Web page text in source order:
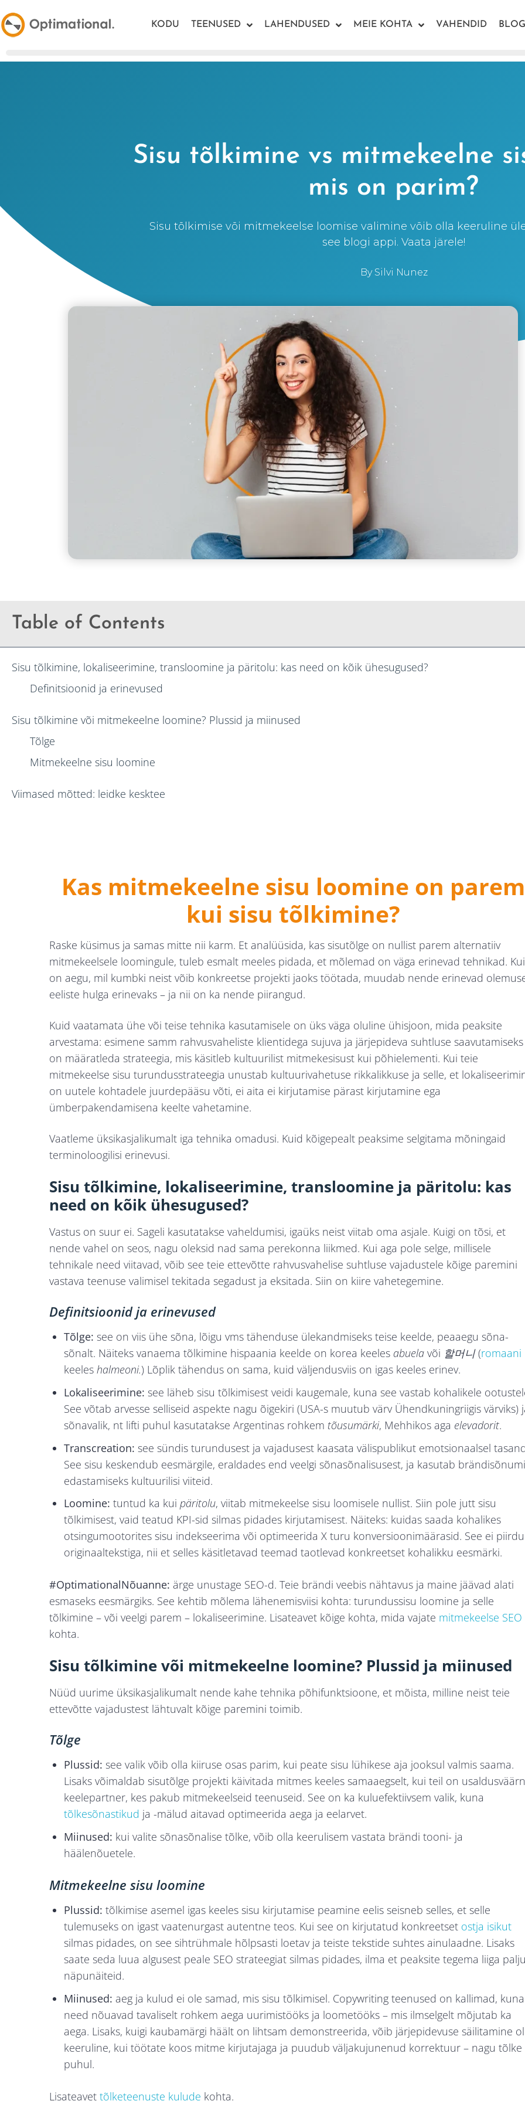
KODU TEENUSED LAHENDUSED MEIE KOHTA VAHENDID
Sisu tõlkimine vs mitmekeelne
mis on parim?
Sisu tõlkimise või mitmekeelse loomise valimine võib olla keeruline
see blogi appi. Vaata järele!
BySilvi Nunez
Table of Contents
Sisu tõlkimine, lokaliseerimine, transloomine ja päritolu: kas need on kõik ühesugused?
Definitsioonid ja erinevused
Sisu tõlkimine või mitmekeelne loomine? Plussid ja miinused
Tõlge
Mitmekeelne sisu loomine
Viimased mõtted: leidke kesktee
Kas mitmekeelne sisu loomine on parem
kui sisu tõlkimine?
Raske küsimus ja samas mitte nii karm. Et analüüsida, kas sisutõlge on nullist parem alternatiiv
mitmekeelsele loomingule, tuleb esmalt meeles pidada, et mõlemad on väga erinevad tehnikad.
on aegu, mil kumbki neist võib konkreetse projekti jaoks töötada, muudab nende erinevad
eeliste hulga erinevaks – ja nii on ka nende piirangud.
Kuid vaatamata ühe või teise tehnika kasutamisele on üks väga oluline ühisjoon, mida peaksite
arvestama: esimene samm rahvusvaheliste klientidega sujuva ja järjepideva suhtluse saavutamiseks
on määratleda strateegia, mis käsitleb kultuurilist mitmekesisust kui põhielementi. Kui teie
mitmekeelse sisu turundusstrateegia unustab kultuurivahetuse rikkalikkuse ja selle, et
on uutele kohtadele juurdepääsu võti, ei aita ei kirjutamise pärast kirjutamine ega
ümberpakendamisena keelte vahetamine.
Vaatleme üksikasjalikumalt iga tehnika omadusi. Kuid kõigepealt peaksime selgitama mõningaid
terminoloogilisi erinevusi.
Sisu tõlkimine, lokaliseerimine, transloomine ja päritolu: kas
need on kõik ühesugused?
Vastus on suur ei. Sageli kasutatakse vaheldumisi, igaüks neist viitab oma asjale. Kuigi on tõsi, et
nende vahel on seos, nagu oleksid nad sama perekonna liikmed. Kui aga pole selge, millisele
tehnikale need viitavad, võib see teie ettevõtte rahvusvahelise suhtluse vajadustele kõige paremini
vastava teenuse valimisel tekitada segadust ja eksitada. Siin on kiire vahetegemine.
Definitsioonid ja erinevused
Tõlge: see on viis ühe sõna, lõigu vms tähenduse ülekandmiseks teise keelde, peaaegu sõna-
sõnalt. Näiteks vanaema tõlkimine hispaania keelde on korea keeles abuela või 할머니(romaani
keeleshalmeoni.) Lõplik tähendus on sama, kuid väljendusviis on igas keeles erinev.
Lokaliseerimine: see läheb sisu tõlkimisest veidi kaugemale, kuna see vastab kohalikele
See võtab arvesse selliseid aspekte nagu õigekiri (USA-s muutub värv Ühendkuningriigis värviks)
sõnavalik, nt lifti puhul kasutatakse Argentinas rohkem tõusumärki, Mehhikos aga elevadorit.
Transcreation: see sündis turundusest ja vajadusest kaasata välispublikut emotsionaalsel
See sisu keskendub eesmärgile, eraldades end veelgi sõnasõnalisusest, ja kasutab
edastamiseks kultuurilisi viiteid.
Loomine: tuntud ka kuipäritolu, viitab mitmekeelse sisu loomisele nullist. Siin pole jutt sisu
tõlkimisest, vaid teatud KPI-sid silmas pidades kirjutamisest. Näiteks: kuidas saada kohalikes
otsingumootorites sisu indekseerima või optimeeridaX turu konversioonimäärasid. See ei piirdu
originaaltekstiga, nii et selles käsitletavad teemad taotlevad konkreetset kohalikku eesmärki.
#OptimationalNõuanne: ärge unustage SEO-d. Teie brändi veebis nähtavus ja maine jäävad alati
esmaseks eesmärgiks. See kehtib mõlema lähenemisviisi kohta: turundussisu loomine ja selle
tõlkimine – või veelgi parem – lokaliseerimine. Lisateavet kõige kohta, mida vajate mitmekeelse SEO
kohta.
Sisu tõlkimine või mitmekeelne loomine? Plussid ja miinused
Nüüd uurime üksikasjalikumalt nende kahe tehnika põhifunktsioone, et mõista, milline neist teie
ettevõtte vajadustest lähtuvalt kõige paremini toimib.
Tõlge
Plussid: see valik võib olla kiiruse osas parim, kui peate sisu lühikese aja jooksul valmis saama.
Lisaks võimaldab sisutõlge projekti käivitada mitmes keeles samaaegselt, kui teil on
keelepartner, kes pakub mitmekeelseid teenuseid. See on ka kuluefektiivsem valik, kuna
tõlkesõnastikud ja -mälud aitavad optimeerida aega ja eelarvet.
Miinused: kui valite sõnasõnalise tõlke, võib olla keerulisem vastata brändi tooni- ja
häälenõuetele.
Mitmekeelne sisu loomine
Plussid: tõlkimise asemel igas keeles sisu kirjutamise peamine eelis seisneb selles, et selle
tulemuseks on igast vaatenurgast autentne teos. Kui see on kirjutatud konkreetset ostja isikut
silmas pidades, on see sihtrühmale hõlpsasti loetav ja teiste tekstide suhtes ainulaadne. Lisaks
saate seda luua algusest peale SEO strateegiat silmas pidades, ilma et peaksite tegema liiga
näpunäiteid.
Miinused: aeg ja kulud ei ole samad, mis sisu tõlkimisel. Copywriting teenused on kallimad, kuna
need nõuavad tavaliselt rohkem aega uurimistööks ja loometööks – mis ilmselgelt mõjutab ka
aega. Lisaks, kuigi kaubamärgi häält on lihtsam demonstreerida, võib järjepidevuse säilitamine
keeruline, kui töötate koos mitme kirjutajaga ja puudub väljakujunenud korrektuur – nagu tõlke
puhul.
Lisateavet tõlketeenuste kulude kohta.